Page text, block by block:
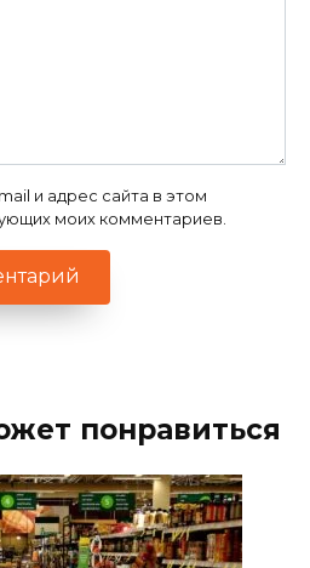
и адрес сайта в этом
моих комментариев.
понравиться